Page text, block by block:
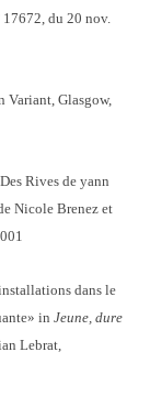
17672, du 20 nov.
Variant, Glasgow,
Rives de yann
Nicole Brenez et
dans le
in Jeune, dure
Lebrat,